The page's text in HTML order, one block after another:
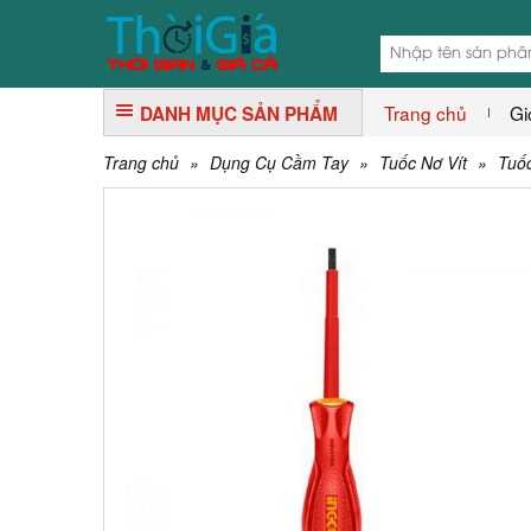
DANH MỤC SẢN PHẨM Trang chủ
Trang chủ » Dụng Cụ Cầm Tay » Tuốc Nơ Vít »